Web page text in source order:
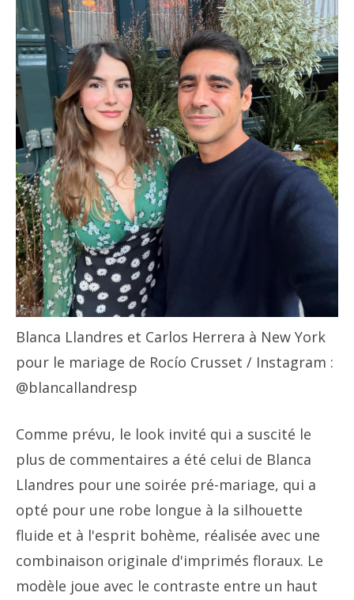
Blanca Llandres et Carlos Herrera à New York
pour le mariage de Rocío Crusset / Instagram :
@blancallandresp
Comme prévu, le look invité qui a suscité le
plus de commentaires a été celui de Blanca
Llandres pour une soirée pré-mariage, qui a
opté pour une robe longue à la silhouette
fluide et à l'esprit bohème, réalisée avec une
combinaison originale d'imprimés floraux. Le
modèle joue avec le contraste entre un haut